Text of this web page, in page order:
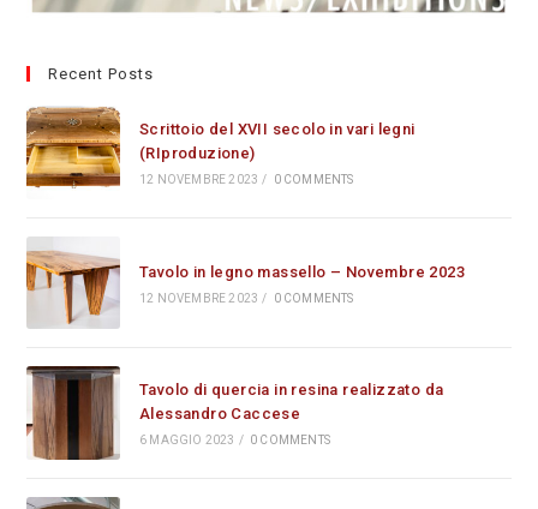
Recent Posts
Scrittoio del XVII secolo in vari legni
(RIproduzione)
12 NOVEMBRE 2023 / 0 COMMENTS
Tavolo in legno massello – Novembre 2023
12 NOVEMBRE 2023 / 0 COMMENTS
Tavolo di quercia in resina realizzato da
Alessandro Caccese
6 MAGGIO 2023 / 0 COMMENTS